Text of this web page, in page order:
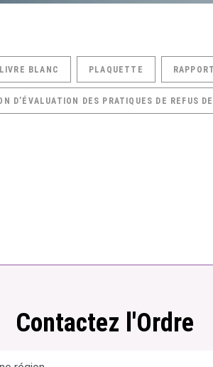
LIVRE BLANC PLAQUETTE
D’ÉVALUATION DES PRATIQUES DE REFUS
Contactez l'Ordre